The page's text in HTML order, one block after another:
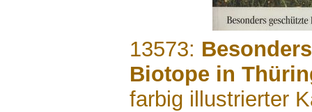
13573:
Biotope in
farbig illustrierter